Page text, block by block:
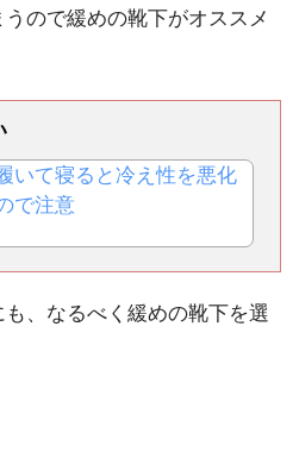
ので緩めの靴下がオススメ
いて寝ると冷え性を悪化
で注意
、なるべく緩めの靴下を選